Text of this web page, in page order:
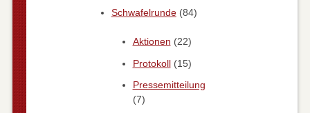
Schwafelrunde(84)
Aktionen (22)
Protokoll(15)
Pressemitteilung
(7)